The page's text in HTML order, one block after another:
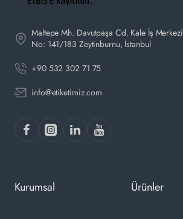
Maltepe Mh. Davutpaşa Cd. Kale İş Merkezi
No: 141/183 Zeytinburnu, İstanbul
+90 532 302 71 75
info@etiketimiz.com
Kurumsal Ürünler